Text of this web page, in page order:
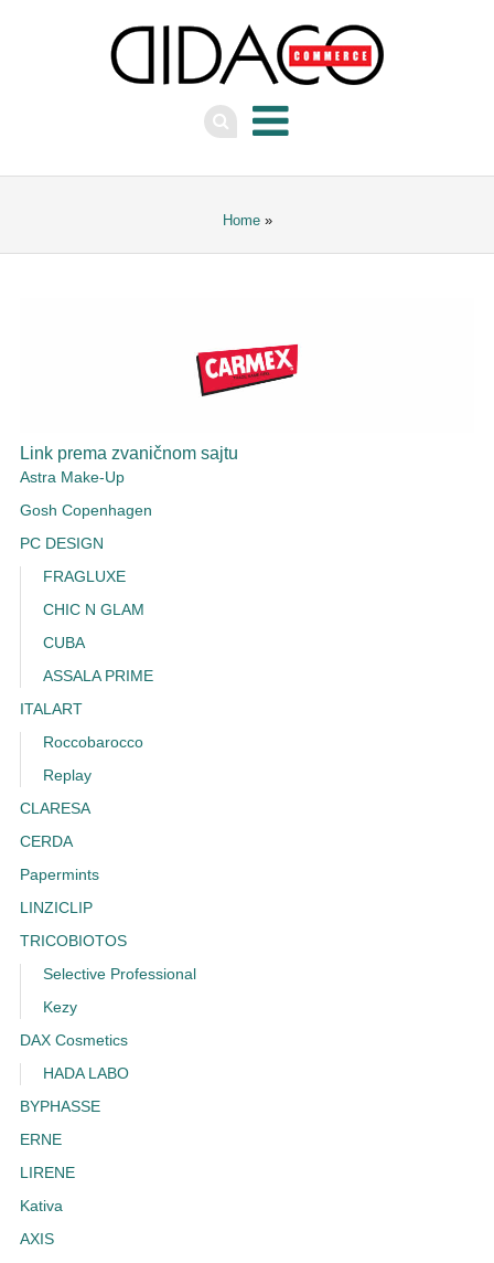
Home»
Link prema zvaničnom sajtu
Astra Make-Up
Gosh Copenhagen
PC DESIGN
FRAGLUXE
CHIC N GLAM
CUBA
ASSALA PRIME
ITALART
Roccobarocco
Replay
CLARESA
CERDA
Papermints
LINZICLIP
TRICOBIOTOS
Selective Professional
Kezy
DAX Cosmetics
HADA LABO
BYPHASSE
ERNE
LIRENE
Kativa
AXIS